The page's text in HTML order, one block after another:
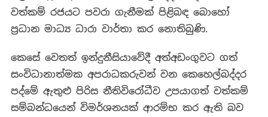
වත්කම් රජයට පවරා ගැනීමක් පිළිබඳ බොහෝ
ප්‍රධාන මාධ්‍ය ධාරා වාර්තා කර නොතිබුණි.
කෙසේ වෙතත් ඉන්දුනීසියාවේදී අත්අඩංගුවට ගත්
සංවිධානාත්මක අපරාධකරුවන් වන කෙහෙල්බද්දර
පද්මේ ඇතුළු පිරිස නීතිවිරෝධීව උපයාගත් වත්කම්
සම්බන්ධයෙන් විමර්ශනයක් ආරම්භ කර ඇති බව